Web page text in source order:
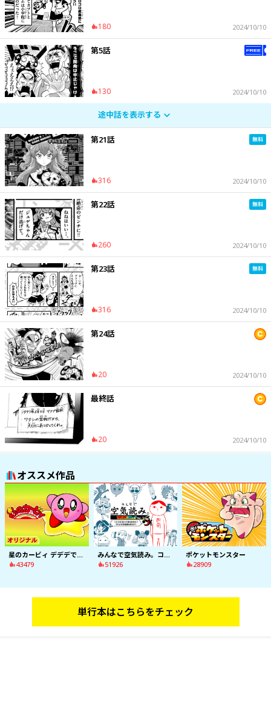
180 2024/10/10
第5話
130 2024/10/10
途中話を表示する
第21話
316 2024/10/10
第22話
260 2024/10/10
第23話
316 2024/10/10
第24話
20 2024/10/10
最終話
20 2024/10/10
オススメ作品
星のカービィ デデデでプププなものがたり
43479
みんなで空気読み。コロコロコミックVer. コロコロコミック読みますか？それとも空気読みますか？
51926
ポケットモンスター
28909
単行本はこちらをチェック